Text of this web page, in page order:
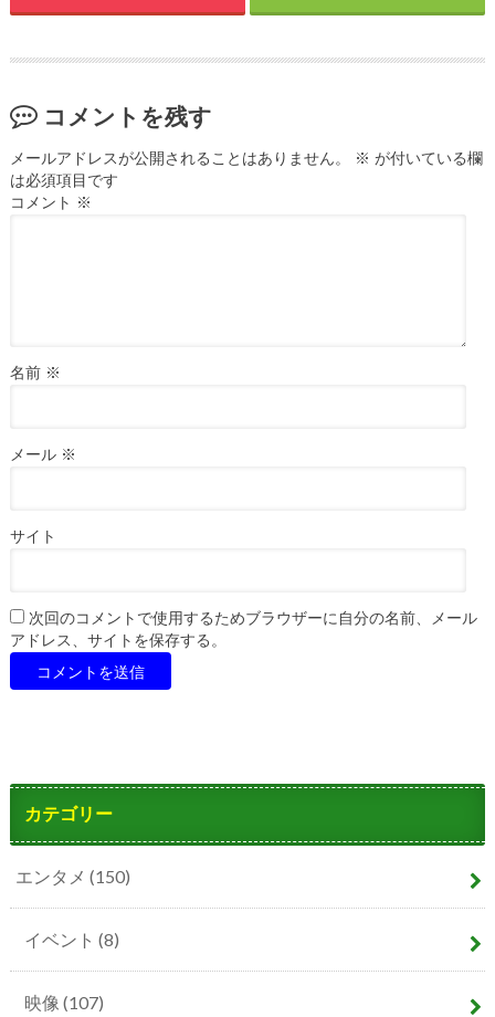
コメントを残す
メールアドレスが公開されることはありません。 ※ が付いている欄
は必須項目です
コメント ※
名前 ※
メール ※
サイト
次回のコメントで使用するためブラウザーに自分の名前、メール
アドレス、サイトを保存する。
カテゴリー
エンタメ (150)
イベント (8)
映像 (107)